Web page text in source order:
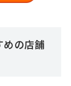
めの店舗